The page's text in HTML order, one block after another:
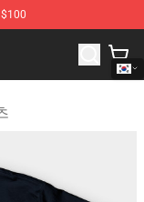
Merchandise Shop